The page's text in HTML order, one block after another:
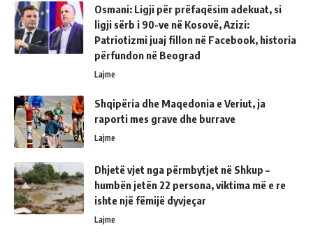
Osmani: Ligji për prëfaqësim adekuat, si
ligji sërb i 90-ve në Kosovë, Azizi:
Patriotizmi juaj fillon në Facebook, historia
përfundon në Beograd
Lajme
Shqipëria dhe Maqedonia e Veriut, ja
raporti mes grave dhe burrave
Lajme
Dhjetë vjet nga përmbytjet në Shkup –
humbën jetën 22 persona, viktima më e re
ishte një fëmijë dyvjeçar
Lajme